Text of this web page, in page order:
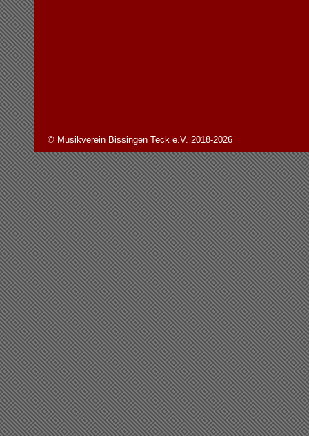
© Musikverein Bissingen Teck e.V. 2018-2026